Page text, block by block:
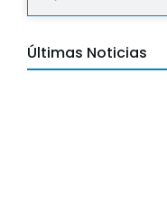
Últimas Noticias